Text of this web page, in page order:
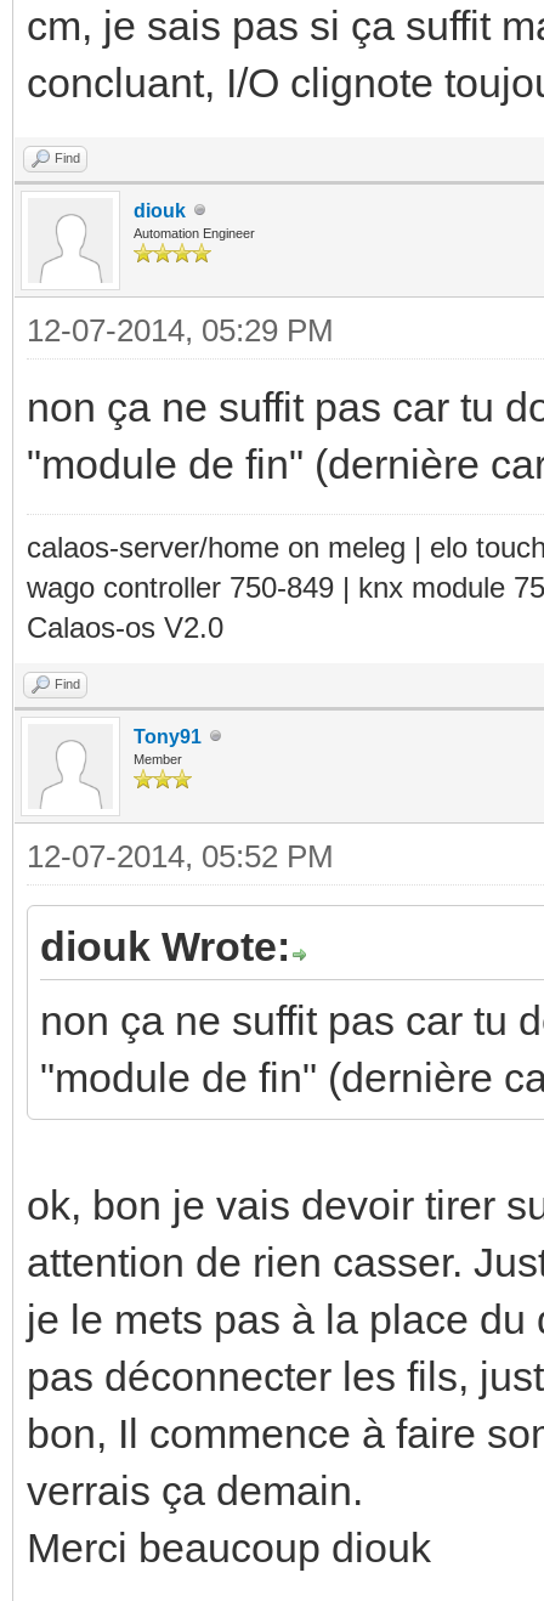
cm, je sais pas si ça suffit
concluant, I/O clignote
Find
diouk
Automation Engineer
12-07-2014, 05:29 PM
non ça ne suffit pas car tu
"module de fin" (dernière
calaos-server/home on meleg | elo
wago controller 750-849 | knx module
Calaos-os V2.0
Find
Tony91
Member
12-07-2014, 05:52 PM
diouk Wrote:
non ça ne suffit pas car tu
"module de fin" (dernière
ok, bon je vais devoir tirer
attention de rien casser.
je le mets pas à la place
pas déconnecter les fils,
bon, Il commence à faire
verrais ça demain.
Merci beaucoup diouk